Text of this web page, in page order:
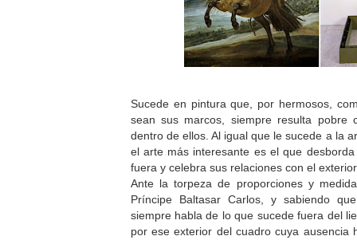
Sucede en pintura que, por hermosos,
sean sus marcos, siempre resulta pobre
dentro de ellos. Al igual que le sucede a la
el arte más interesante es el que
fuera y celebra sus relaciones con el
Ante la torpeza de proporciones y
Príncipe Baltasar Carlos, y sabiendo
siempre habla de lo que sucede fuera del
por ese exterior del cuadro cuya ausencia